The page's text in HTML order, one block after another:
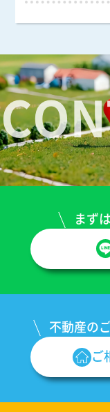
まず
不動産の
ご